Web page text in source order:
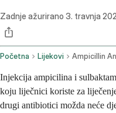
Zadnje ažurirano 3. travnja
Početna Lijekovi
Injekcija ampicilina i
koju liječnici koriste za
drugi antibiotici možda neće